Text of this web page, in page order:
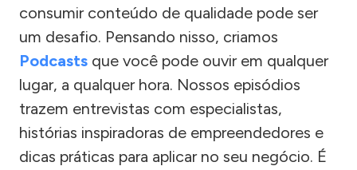
consumir conteúdo de qualidade pode ser
um desafio. Pensando nisso, criamos
Podcasts que você pode ouvir em qualquer
lugar, a qualquer hora. Nossos episódios
trazem entrevistas com especialistas,
histórias inspiradoras de empreendedores e
dicas práticas para aplicar no seu negócio. É